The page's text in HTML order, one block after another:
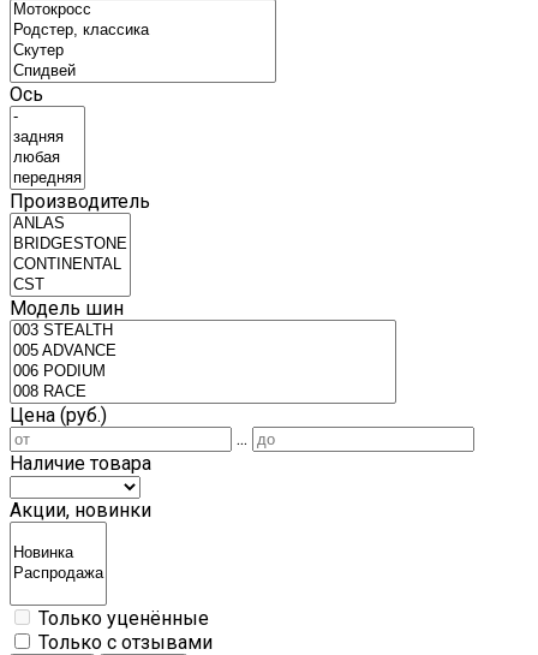
Ось
Производитель
Модель шин
Цена (руб.)
...
Наличие товара
Акции, новинки
Только уценённые
Только с отзывами